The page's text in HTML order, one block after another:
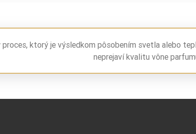
ktorý je výsledkom pôsobením svetla alebo
neprejaví kvalitu vône